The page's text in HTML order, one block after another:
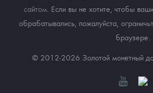
сайтом . Если вы не хотите, чтобы
обрабатывались, пожалуйста,
браузере.
© 2012-2026 Золотой монетный